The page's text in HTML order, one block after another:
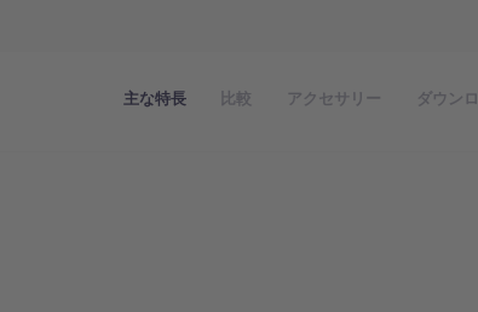
主な特長 比較 アクセサリー ダウン